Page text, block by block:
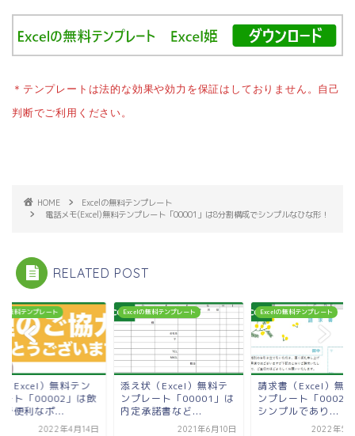
＊テンプレートは法的な効果や効力を保証はしておりません。自己
判断でご利用ください。
HOME
Excelの無料テンプレート
電話メモ(Excel)無料テンプレート「00001」は8分割構成でシンプルなひな形！
RELATED POST
無料テンプレート
（Excel）無料テン
ート「00002」は飲
で便利なポ...
2022年4月14日
Excelの無料テンプレート
添え状（Excel）無料テ
ンプレート「00001」は
内定承諾書など...
2021年6月10日
Excelの無料テンプレート
請求書（Excel）無
ンプレート「00020
シンプルであり...
2022年5